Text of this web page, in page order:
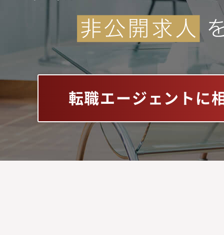
転職エージェントに